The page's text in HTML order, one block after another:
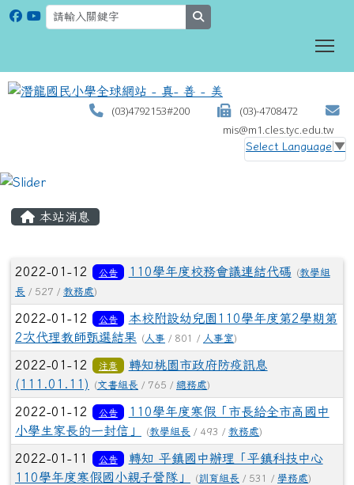
(03)4792153#200
(03)-4708472
mis@m1.cles.tyc.edu.tw
Select Language ▼
本站消息
文章列表
2022-01-12 公告 110學年度校務會議連結代碼 (教學組
長 / 527 / 教務處)
2022-01-12 公告
本校附設幼兒園110學年度第2學期第
2次代理教師甄選結果
( 人事 / 801 / 人事室)
2022-01-12 注意
轉知桃園市政府防疫訊息
(111.01.11)
(文書組長 / 765 / 總務處)
2022-01-12 公告
110學年度寒假「市長給全市高國中
小學生家長的一封信」
(教學組長 / 493 / 教務處)
2022-01-11 公告
轉知 平鎮國中辦理「平鎮科技中心
110學年度寒假國小親子營隊」
(訓育組長 / 531 / 學務處)